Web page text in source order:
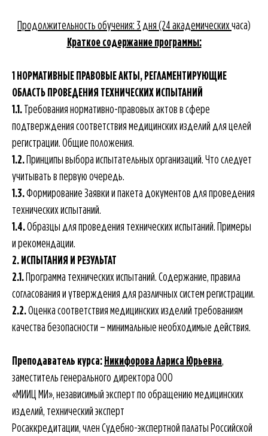
Продолжительность обучения: 3 дня (24 академическихчаса)
Краткое содержание программы:
1 НОРМАТИВНЫЕ ПРАВОВЫЕ АКТЫ, РЕГЛАМЕНТИРУЮЩИЕ
ОБЛАСТЬ ПРОВЕДЕНИЯ ТЕХНИЧЕСКИХ ИСПЫТАНИЙ
1.1.Требования нормативно-правовых актов в сфере
подтверждения соответствия медицинских изделий для целей
регистрации. Общие положения.
1.2.Принципы выбора испытательных организаций. Что следует
учитывать в первую очередь.
1.3.Формирование Заявки и пакета документов для проведения
технических испытаний.
1.4.Образцы для проведения технических испытаний. Примеры
и рекомендации.
2. ИСПЫТАНИЯ И РЕЗУЛЬТАТ
2.1.Программа технических испытаний. Содержание, правила
согласования и утверждения для различных систем регистрации.
2.2.Оценка соответствия медицинских изделий требованиям
качества безопасности – минимальные необходимые действия.
Преподаватель курса:Никифорова Лариса Юрьевна,
заместитель генерального директора ООО
«МИИЦ МИ», независимый эксперт по обращению медицинских
изделий, технический эксперт
Росаккредитации, член Судебно-экспертной палаты Российской